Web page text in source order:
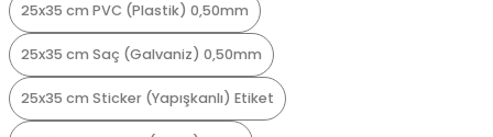
25x35 cm PVC (Plastik) 0,50mm
25x35 cm Saç (Galvaniz) 0,50mm
25x35 cm Sticker (Yapışkanlı) Etiket